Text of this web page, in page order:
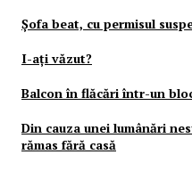
Şofa beat, cu permisul
I-aţi văzut?
Balcon în flăcări într-un
Din cauza unei lumânări
rămas fără casă